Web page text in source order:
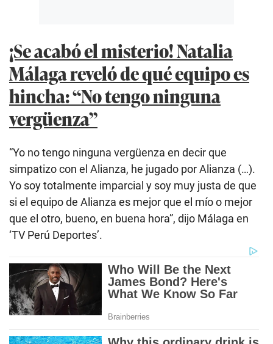
¡Se acabó el misterio! Natalia
Málaga reveló de qué equipo es
hincha: “No tengo ninguna
vergüenza”
“Yo no tengo ninguna vergüenza en decir que
simpatizo con el Alianza, he jugado por Alianza (…).
Yo soy totalmente imparcial y soy muy justa de que
si el equipo de Alianza es mejor que el mío o mejor
que el otro, bueno, en buena hora”, dijo Málaga en
‘TV Perú Deportes’.